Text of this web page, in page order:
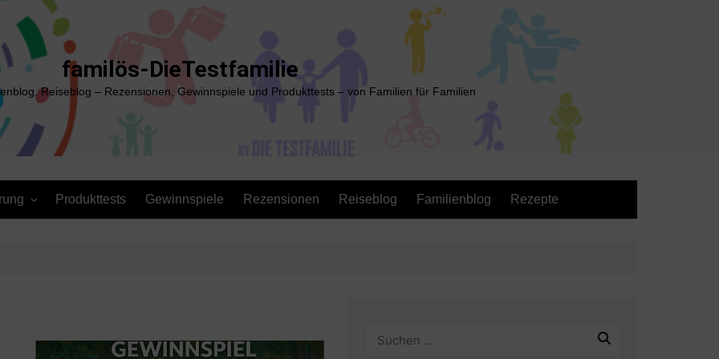
familös-DieTestfamilie
Reiseblog – Rezensionen, Gewinnspiele und Produkttests – von Familien für Familien
Produkttests Gewinnspiele Rezensionen Reiseblog Familienblog Rezepte